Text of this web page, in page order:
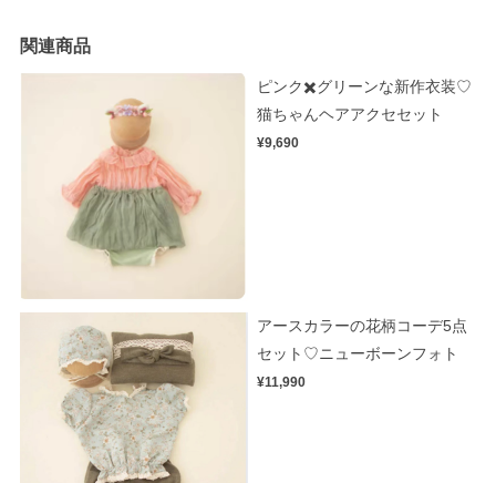
関連商品
ピンク✖️グリーンな新作衣装♡
猫ちゃんヘアアクセセット
¥9,690
アースカラーの花柄コーデ5点
セット♡ニューボーンフォト
¥11,990